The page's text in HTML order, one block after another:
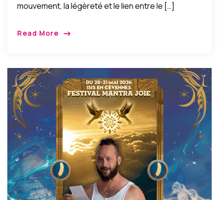
mouvement, la légèreté et le lien entre le […]
Read More